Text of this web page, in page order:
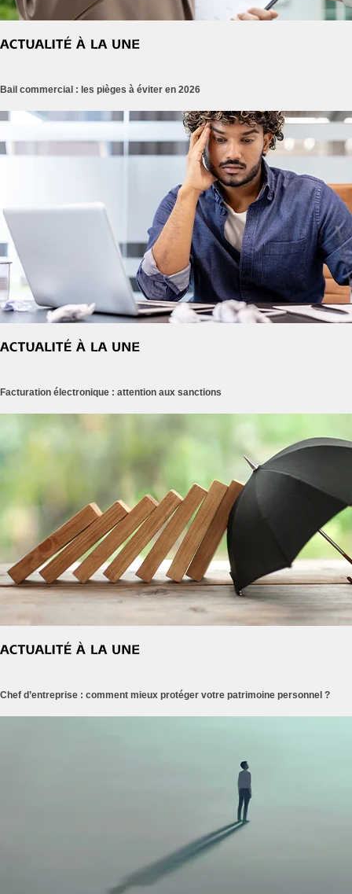
Bail commercial : les pièges à éviter en 2026
Facturation électronique : attention aux sanctions
Chef d’entreprise : comment mieux protéger votre patrimoine personnel ?